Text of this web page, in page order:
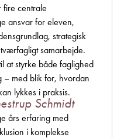
centrale
ansvar for eleven,
strategisk
samarbejde.
at styrke både faglighed
– med blik for, hvordan
lykkes i praksis.
Schmidt
års erfaring med
i komplekse